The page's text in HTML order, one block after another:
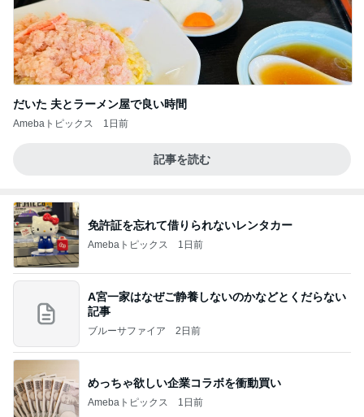
だいた 夫とラーメン屋で良い時間
Amebaトピックス 1日前
記事を読む
免許証を忘れて借りられないレンタカー
Amebaトピックス 1日前
A宮一家はなぜご静養しないのかなどとくだらない
記事
ブルーサファイア 2日前
めっちゃ欲しい企業コラボを衝動買い
Amebaトピックス 1日前